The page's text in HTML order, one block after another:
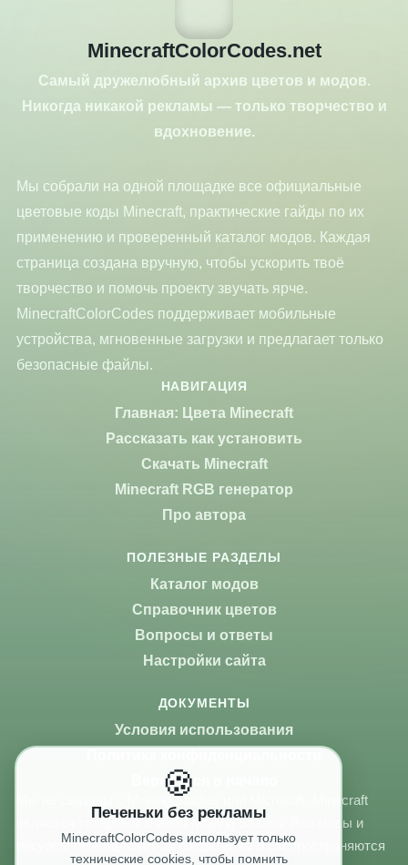
MinecraftColorCodes.net
Самый дружелюбный архив цветов и модов.
Никогда никакой рекламы — только творчество и
вдохновение.
Мы собрали на одной площадке все официальные
цветовые коды Minecraft, практические гайды по их
применению и проверенный каталог модов. Каждая
страница создана вручную, чтобы ускорить твоё
творчество и помочь проекту звучать ярче.
MinecraftColorCodes поддерживает мобильные
устройства, мгновенные загрузки и предлагает только
безопасные файлы.
НАВИГАЦИЯ
Главная: Цвета Minecraft
Рассказать как установить
Скачать Minecraft
Minecraft RGB генератор
Про автора
ПОЛЕЗНЫЕ РАЗДЕЛЫ
Каталог модов
Справочник цветов
Вопросы и ответы
Настройки сайта
ДОКУМЕНТЫ
Условия использования
Вернуться в начало
Мы не связаны с Mojang Studios или Microsoft. Minecraft
является товарным знаком Mojang Studios. Все моды и
ресурсы принадлежат их создателям и распространяются
🍪
Печеньки без рекламы
MinecraftColorCodes использует только
технические cookies, чтобы помнить